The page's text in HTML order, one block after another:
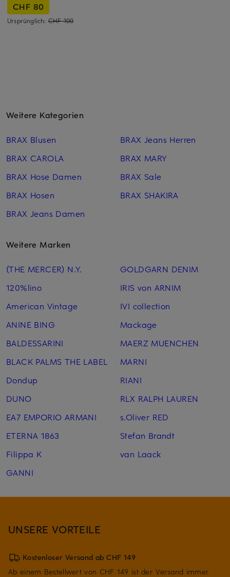
CHF 80
Ursprünglich: CHF 100
Weitere Kategorien
BRAX Blusen
BRAX CAROLA
BRAX Hose Damen
BRAX Hosen
BRAX Jeans Damen
BRAX Jeans Herren
BRAX MARY
BRAX Sale
BRAX SHAKIRA
Weitere Marken
(THE MERCER) N.Y.
120%lino
American Vintage
ANINE BING
BALDESSARINI
BLACK PALMS THE LABEL
Dondup
DUNO
EA7 EMPORIO ARMANI
ETERNA 1863
Filippa K
GANNI
GOLDGARN DENIM
IRIS von ARNIM
IVI collection
Mackage
MAERZ MUENCHEN
MARNI
RIANI
RLX RALPH LAUREN
s.Oliver RED
Stefan Brandt
van Laack
UNSERE VORTEILE
Kostenloser Versand ab CHF 149
Ab einem Bestellwert von CHF 149 ist der Versand immer